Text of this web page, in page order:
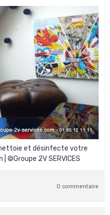
nettoie et désinfecte votre
2V SERVICES
0 commentaire